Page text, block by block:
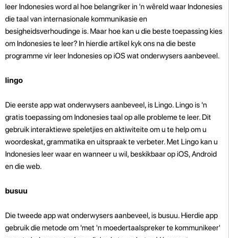
leer Indonesies word al hoe belangriker in 'n wêreld waar Indonesies
die taal van internasionale kommunikasie en
besigheidsverhoudinge is. Maar hoe kan u die beste toepassing kies
om Indonesies te leer? In hierdie artikel kyk ons ​​na die beste
programme vir leer Indonesies op iOS wat onderwysers aanbeveel.
lingo
Die eerste app wat onderwysers aanbeveel, is Lingo. Lingo is 'n
gratis toepassing om Indonesies taal op alle probleme te leer. Dit
gebruik interaktiewe speletjies en aktiwiteite om u te help om u
woordeskat, grammatika en uitspraak te verbeter. Met Lingo kan u
Indonesies leer waar en wanneer u wil, beskikbaar op iOS, Android
en die web.
busuu
Die tweede app wat onderwysers aanbeveel, is busuu. Hierdie app
gebruik die metode om 'met 'n moedertaalspreker te kommunikeer'